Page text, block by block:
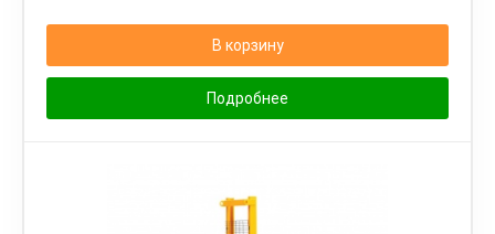
В корзину
Подробнее